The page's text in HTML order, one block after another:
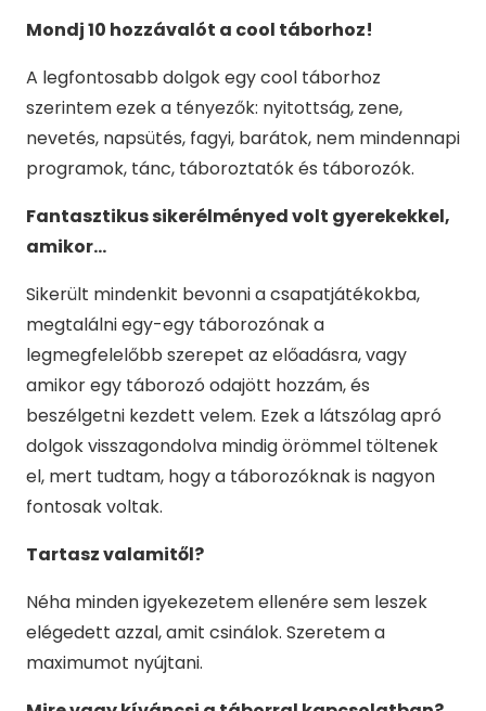
Mondj 10 hozzávalót a cool táborhoz!
A legfontosabb dolgok egy cool táborhoz
szerintem ezek a tényezők: nyitottság, zene,
nevetés, napsütés, fagyi, barátok, nem mindennapi
programok, tánc, táboroztatók és táborozók.
Fantasztikus sikerélményed volt gyerekekkel,
amikor…
Sikerült mindenkit bevonni a csapatjátékokba,
megtalálni egy-egy táborozónak a
legmegfelelőbb szerepet az előadásra, vagy
amikor egy táborozó odajött hozzám, és
beszélgetni kezdett velem. Ezek a látszólag apró
dolgok visszagondolva mindig örömmel töltenek
el, mert tudtam, hogy a táborozóknak is nagyon
fontosak voltak.
Tartasz valamitől?
Néha minden igyekezetem ellenére sem leszek
elégedett azzal, amit csinálok. Szeretem a
maximumot nyújtani.